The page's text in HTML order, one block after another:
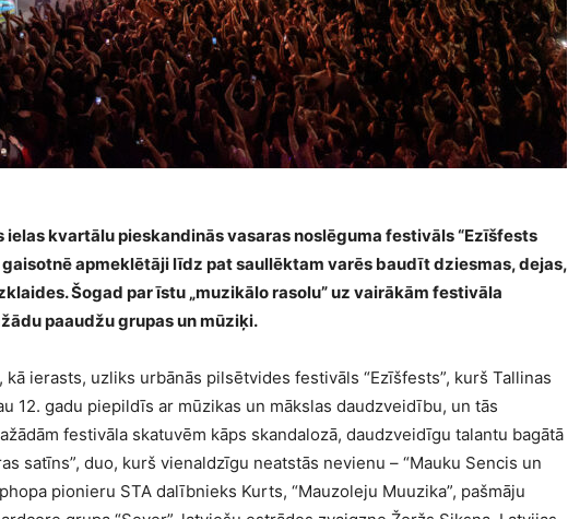
ielas kvartālu pieskandinās vasaras noslēguma festivāls “Ezīšfests
gaisotnē apmeklētāji līdz pat saullēktam varēs baudīt dziesmas, dejas,
Šogad par īstu „muzikālo rasolu” uz vairākām festivāla
paaudžu grupas un mūziķi.
kā ierasts, uzliks urbānās pilsētvides festivāls “Ezīšfests”, kurš Tallinas
12. gadu piepildīs ar mūzikas un mākslas daudzveidību, un tās
festivāla skatuvēm kāps skandalozā, daudzveidīgu talantu bagātā
satīns”, duo, kurš vienaldzīgu neatstās nevienu – “Mauku Sencis un
pionieru STA dalībnieks Kurts, “Mauzoleju Muuzika”, pašmāju